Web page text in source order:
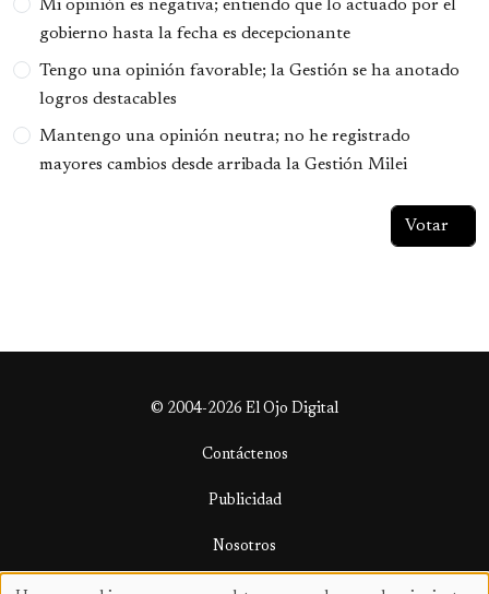
Mi opinión es negativa; entiendo que lo actuado por el
gobierno hasta la fecha es decepcionante
Tengo una opinión favorable; la Gestión se ha anotado
logros destacables
Mantengo una opinión neutra; no he registrado
mayores cambios desde arribada la Gestión Milei
© 2004-2026 El Ojo Digital
Contáctenos
Publicidad
Nosotros